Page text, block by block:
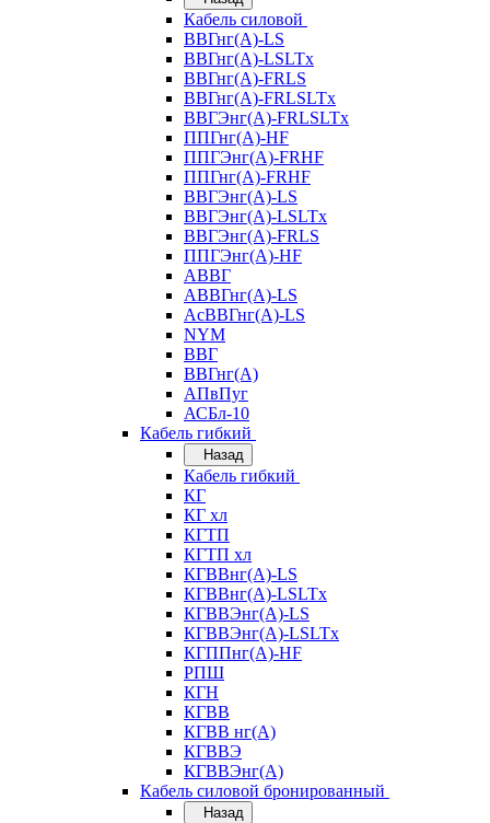
Кабель силовой
ВВГнг(А)-LS
ВВГнг(А)-LSLTx
ВВГнг(А)-FRLS
ВВГнг(А)-FRLSLTx
ВВГЭнг(А)-FRLSLTx
ППГнг(А)-HF
ППГЭнг(А)-FRHF
ППГнг(А)-FRHF
ВВГЭнг(А)-LS
ВВГЭнг(А)-LSLTx
ВВГЭнг(А)-FRLS
ППГЭнг(А)-HF
АВВГ
АВВГнг(А)-LS
АсВВГнг(А)-LS
NYM
ВВГ
ВВГнг(А)
АПвПуг
АСБл-10
Кабель гибкий
Назад
Кабель гибкий
КГ
КГ хл
КГТП
КГТП хл
КГВВнг(А)-LS
КГВВнг(А)-LSLTx
КГВВЭнг(А)-LS
КГВВЭнг(А)-LSLTx
КГППнг(А)-HF
РПШ
КГН
КГВВ
КГВВ нг(А)
КГВВЭ
КГВВЭнг(А)
Кабель силовой бронированный
Назад